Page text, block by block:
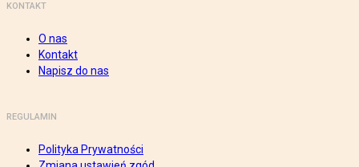
KONTAKT
O nas
Kontakt
Napisz do nas
REGULAMIN
Polityka Prywatności